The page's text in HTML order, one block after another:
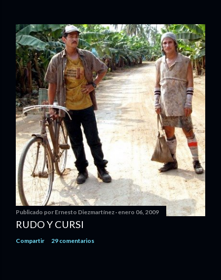
Publicado por Ernesto Diezmartínez enero 06, 2009
RUDO Y CURSI
Compartir 29 comentarios